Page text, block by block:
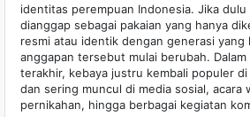
identitas perempuan Indonesia. Jika dulu
dianggap sebagai pakaian yang hanya
resmi atau identik dengan generasi yang
anggapan tersebut mulai berubah.
terakhir, kebaya justru kembali populer di
dan sering muncul di media sosial, acara
pernikahan, hingga berbagai kegiatan